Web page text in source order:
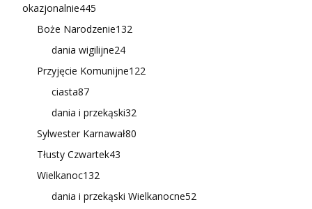
okazjonalnie445
Boże Narodzenie132
dania wigilijne24
Przyjęcie Komunijne122
ciasta87
dania i przekąski32
Sylwester Karnawał80
Tłusty Czwartek43
Wielkanoc132
dania i przekąski Wielkanocne52